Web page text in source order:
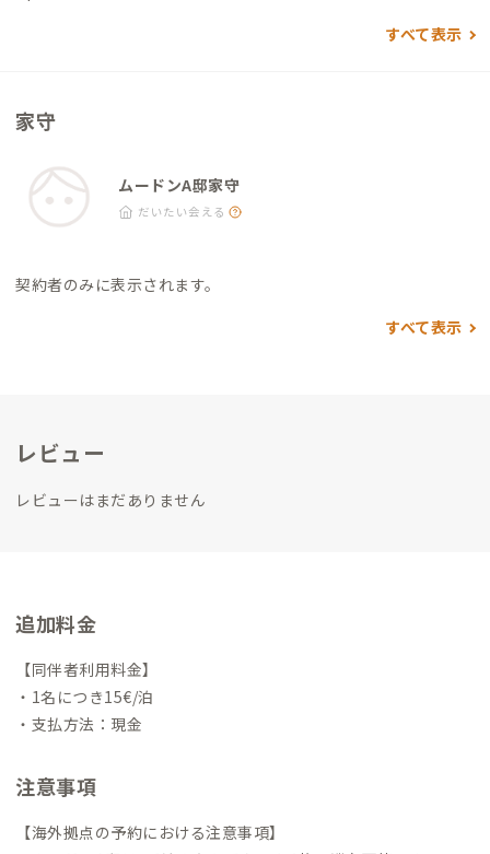
すべて表示
家守
ムードンA邸家守
だいたい会える
契約者のみに表示されます。
すべて表示
レビュー
レビューはまだありません
追加料金
【同伴者利用料金】
・1名につき15€/泊
・支払方法：現金
注意事項
【海外拠点の予約における注意事項】